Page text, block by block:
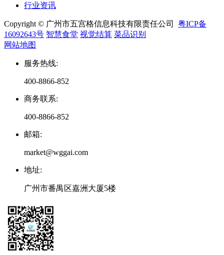
行业资讯
Copyright © 广州市五宫格信息科技有限责任公司 粤ICP备
16092643号 智慧食堂 视觉结算 菜品识别
网站地图
服务热线:
400-8866-852
商务联系:
400-8866-852
邮箱:
market@wggai.com
地址:
广州市番禺区嘉洲大厦5楼